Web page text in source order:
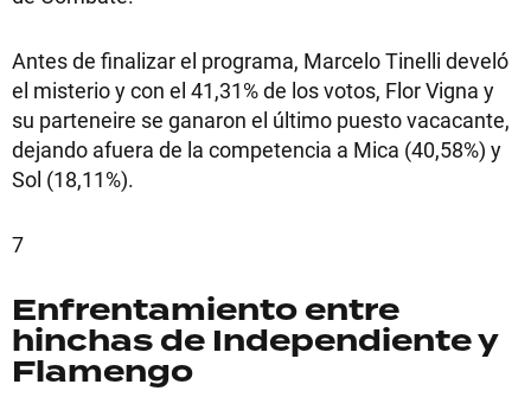
Antes de finalizar el programa, Marcelo Tinelli develó
el misterio y con el 41,31% de los votos, Flor Vigna y
su parteneire se ganaron el último puesto vacacante,
dejando afuera de la competencia a Mica (40,58%) y
Sol (18,11%).
7
Enfrentamiento entre
hinchas de Independiente y
Flamengo